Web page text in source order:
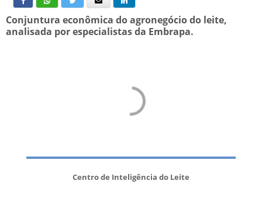
Conjuntura econômica do agronegócio do leite,
analisada por especialistas da Embrapa.
Centro de Inteligência do Leite